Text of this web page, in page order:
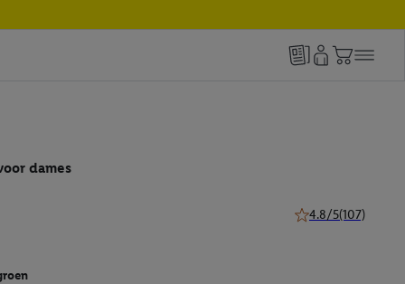
dames
4.8/5(107)